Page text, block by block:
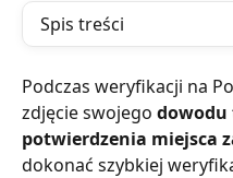
Spis treści
Podczas weryfikacji na
zdjęcie swojego dowodu
potwierdzenia miejsca
dokonać szybkiej